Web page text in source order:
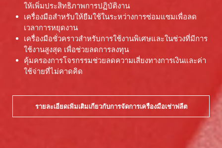
ให้เพิ่มประสิทธิภาพการปฏิบัติงาน
เครื่องมือสำหรับให้ยืมใช้ในระหว่างการซ่อมแซมเพื่อลด
เวลาการหยุดงาน
เครื่องมือชั่วคราวสำหรับการใช้งานพิเศษและในช่วงที่มีการ
ใช้งานสูงสุด เพื่อช่วยลดการลงทุน
คุ้มครองการโจรกรรมช่วยลดความเสี่ยงทางการเงินและค่า
ใช้จ่ายที่ไม่คาดคิด
รายละเอียดเพิ่มเติมเกี่ยวกับการจัดการเครื่องมือเช่าฟลีต